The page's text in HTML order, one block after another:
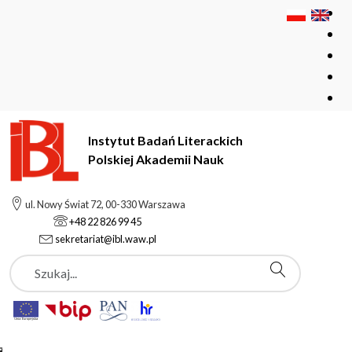
Instytut Badań Literackich
Polskiej Akademii Nauk
ul. Nowy Świat 72, 00-330 Warszawa
+48 22 826 99 45
sekretariat@ibl.waw.pl
Szukaj
Instytut Badań Literackich Polskiej Akademii Nauk
Pracownicy
Szymczak Marian
Szymczak Marian